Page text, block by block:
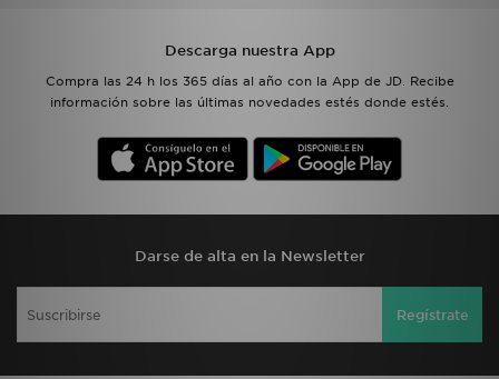
Descarga nuestra App
Compra las 24 h los 365 días al año con la App de JD. Recibe
información sobre las últimas novedades estés donde estés.
Darse de alta en la Newsletter
Regístrate